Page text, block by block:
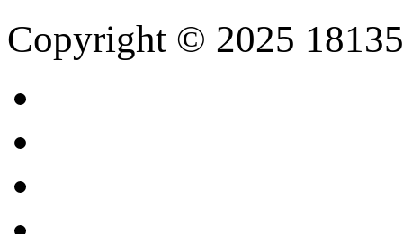
Copyright © 2025